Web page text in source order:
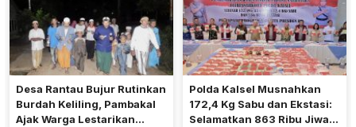
Desa Rantau Bujur Rutinkan
Burdah Keliling, Pambakal
Ajak Warga Lestarikan
Polda Kalsel Musnahkan
172,4 Kg Sabu dan Ekstasi:
Selamatkan 863 Ribu Jiwa